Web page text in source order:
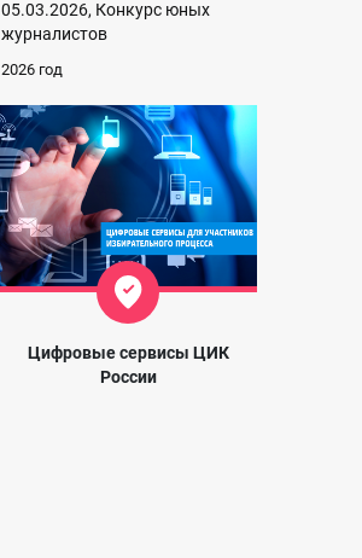
05.03.2026, Конкурс юных
журналистов
2026 год
Цифровые сервисы ЦИК
России